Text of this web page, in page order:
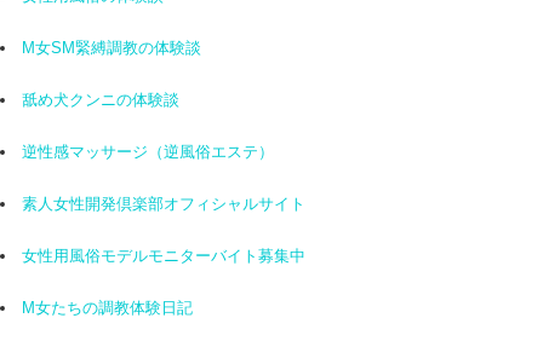
M女SM緊縛調教の体験談
舐め犬クンニの体験談
逆性感マッサージ（逆風俗エステ）
素人女性開発倶楽部オフィシャルサイト
女性用風俗モデルモニターバイト募集中
M女たちの調教体験日記